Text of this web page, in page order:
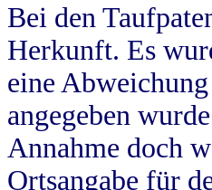
Bei den
Herkunft. Es
eine
angegeben
Annahme doch
Ortsangabe für